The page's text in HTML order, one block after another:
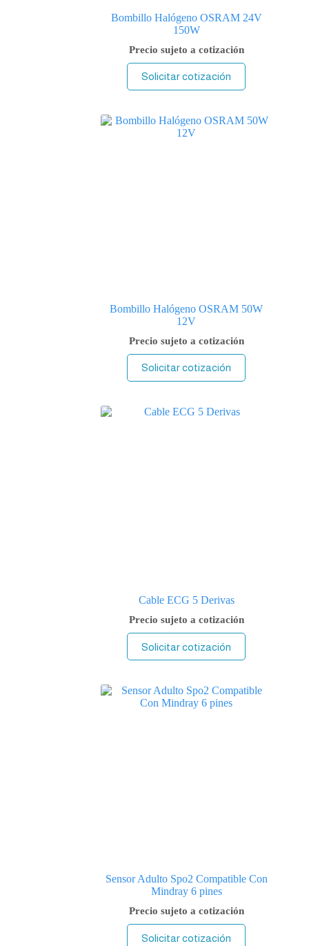
Bombillo Halógeno OSRAM 24V
150W
Precio sujeto a cotización
Solicitar cotización
Bombillo Halógeno OSRAM 50W
12V
Precio sujeto a cotización
Solicitar cotización
Cable ECG 5 Derivas
Precio sujeto a cotización
Solicitar cotización
Sensor Adulto Spo2 Compatible Con
Mindray 6 pines
Precio sujeto a cotización
Solicitar cotización